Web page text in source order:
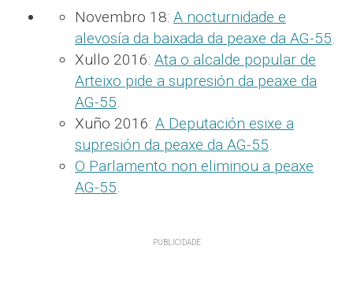
Novembro 18: A nocturnidade e
alevosía da baixada da peaxe da AG-55.
Xullo 2016: Ata o alcalde popular de
Arteixo pide a supresión da peaxe da
AG-55.
Xuño 2016: A Deputación esixe a
supresión da peaxe da AG-55.
O Parlamento non eliminou a peaxe
AG-55.